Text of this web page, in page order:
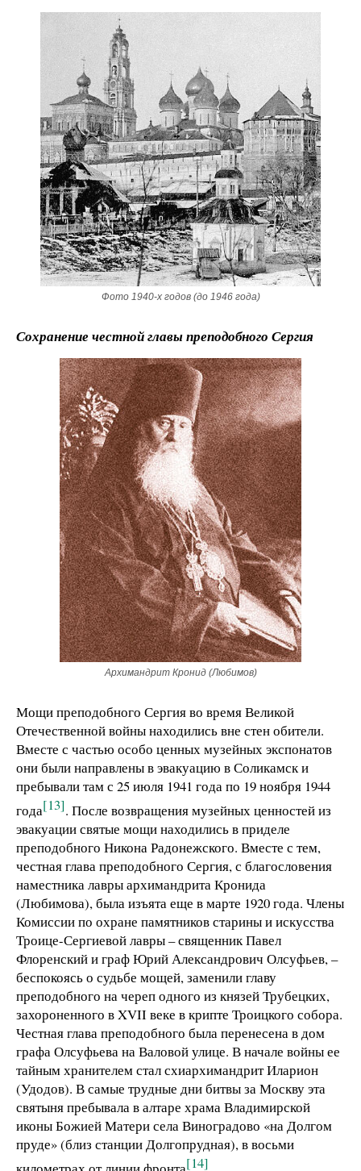
Фото 1940-х годов (до 1946 года)
Сохранение честной главы преподобного Сергия
Архимандрит Кронид (Любимов)
Мощи преподобного Сергия во время Великой
Отечественной войны находились вне стен обители.
Вместе с частью особо ценных музейных экспонатов
они были направлены в эвакуацию в Соликамск и
пребывали там с 25 июля 1941 года по 19 ноября 1944
года[13]. После возвращения музейных ценностей из
эвакуации святые мощи находились в приделе
преподобного Никона Радонежского. Вместе с тем,
честная глава преподобного Сергия, с благословения
наместника лавры архимандрита Кронида
(Любимова), была изъята еще в марте 1920 года. Члены
Комиссии по охране памятников старины и искусства
Троице-Сергиевой лавры – священник Павел
Флоренский и граф Юрий Александрович Олсуфьев, –
беспокоясь о судьбе мощей, заменили главу
преподобного на череп одного из князей Трубецких,
захороненного в XVII веке в крипте Троицкого собора.
Честная глава преподобного была перенесена в дом
графа Олсуфьева на Валовой улице. В начале войны ее
тайным хранителем стал схиархимандрит Иларион
(Удодов). В самые трудные дни битвы за Москву эта
святыня пребывала в алтаре храма Владимирской
иконы Божией Матери села Виноградово «на Долгом
пруде» (близ станции Долгопрудная), в восьми
[14]